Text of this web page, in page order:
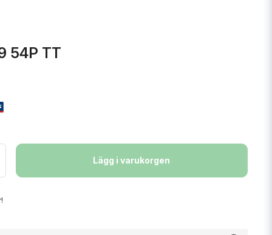
54P TT
Lägg i varukorgen